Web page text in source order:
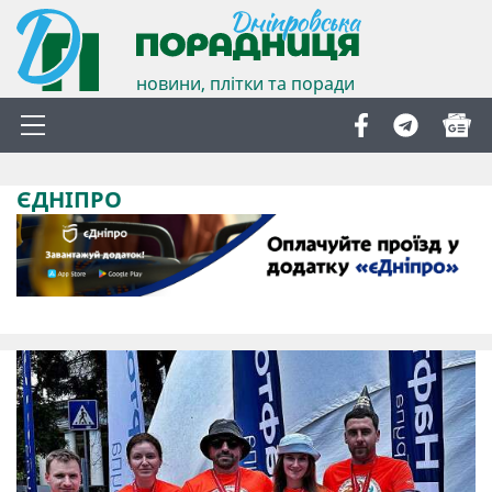
новини, плітки та поради
ЄДНІПРО